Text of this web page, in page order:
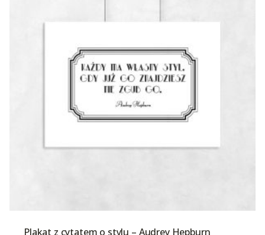
Plakat z cytatem o stylu – Audrey Hepburn